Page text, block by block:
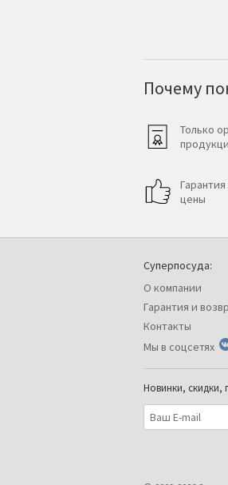
Почему
Только
цены
Суперпосуда:
О компании
Гарантия и
Контакты
Мы в соцсетях
Новинки, скидки,